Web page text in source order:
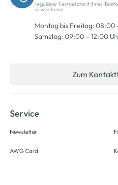
regulärer Festnetztarif Ihres
abweichend.
Montag bis Freitag: 08:00
Samstag: 09:00 – 12:00
Zum
Service
Newsletter
AWG Card